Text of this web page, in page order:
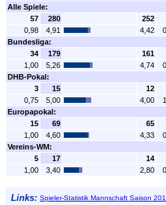
Alle Spiele:
57
280 252
0,98
4,91 4,42
Bundesliga:
34
179 161
1,00
5,26 4,74
DHB-Pokal:
3
15 12
0,75
5,00 4,00
Europapokal:
15
69 65
1,00
4,60 4,33
Vereins-WM:
5
17 14
1,00
3,40 2,80
Links: Spieler-Statistik Mannschaft Saison